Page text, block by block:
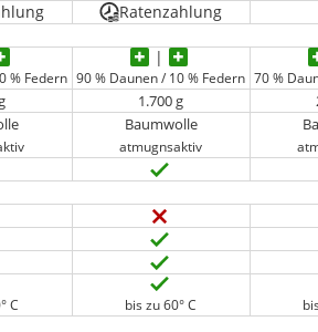
Ratenzahlung
% Federn 90 % Daunen / 10 % Federn 70 %
1.700 g
Baumwolle
atmugnsaktiv
C bis zu 60° C